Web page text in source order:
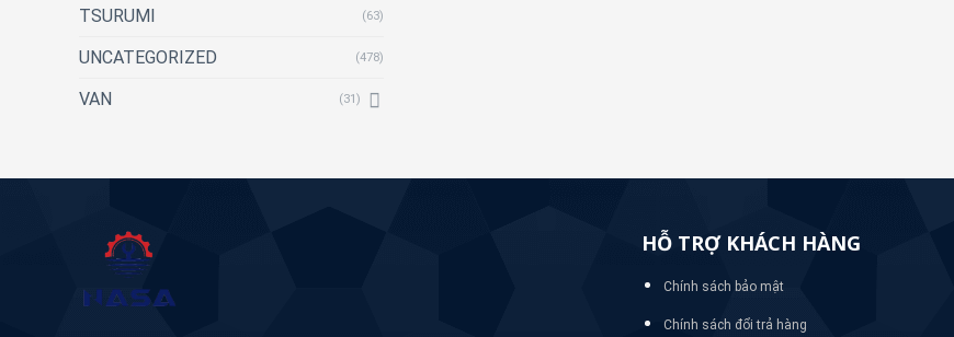
TSURUMI (63)
UNCATEGORIZED (478)
VAN (31)
HỖ TRỢ KHÁCH HÀNG
Chính sách bảo mật
Chính sách đổi trả hàng